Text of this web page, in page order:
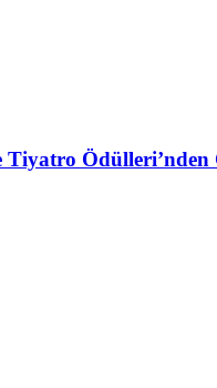
Ödülleri’nden